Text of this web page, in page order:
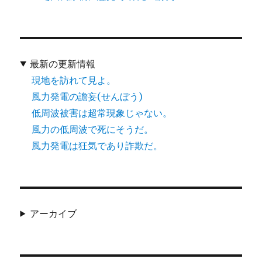
最新の更新情報
現地を訪れて見よ。
風力発電の譫妄(せんぼう)
低周波被害は超常現象じゃない。
風力の低周波で死にそうだ。
風力発電は狂気であり詐欺だ。
アーカイブ